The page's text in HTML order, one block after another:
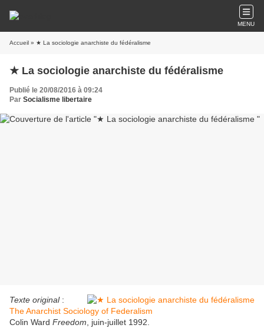
MENU
Accueil » ★ La sociologie anarchiste du fédéralisme
★ La sociologie anarchiste du fédéralisme
Publié le 20/08/2016 à 09:24
Par Socialisme libertaire
Texte original :
The Anarchist Sociology of Federalism
Colin Ward Freedom , juin-juillet 1992.